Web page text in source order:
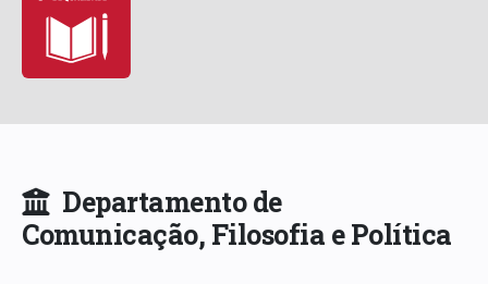
Departamento de
Comunicação, Filosofia e Política